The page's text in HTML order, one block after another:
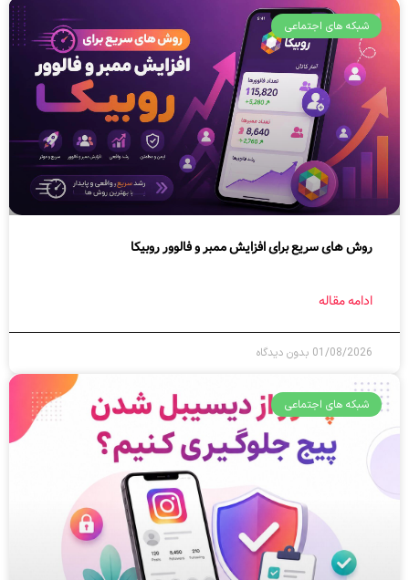
شبکه های اجتماعی
روش های سریع برای افزایش ممبر و فالوور روبیکا
ادامه مقاله
01/08/2026 بدون دیدگاه
شبکه های اجتماعی